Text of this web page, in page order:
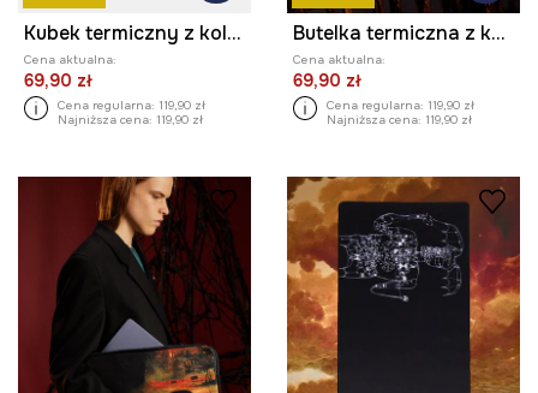
Kubek termiczny z kolekcji Harry Potter
Cena aktualna:
69,90 zł
Cena regularna: 119,90 zł
Najniższa cena: 119,90 zł
Butelka termiczna z kolekcji Zdzisław Beksiński x Medicine
Cena aktualna:
69,90 zł
Cena regularna: 119,90 zł
Najniższa cena: 119,90 zł